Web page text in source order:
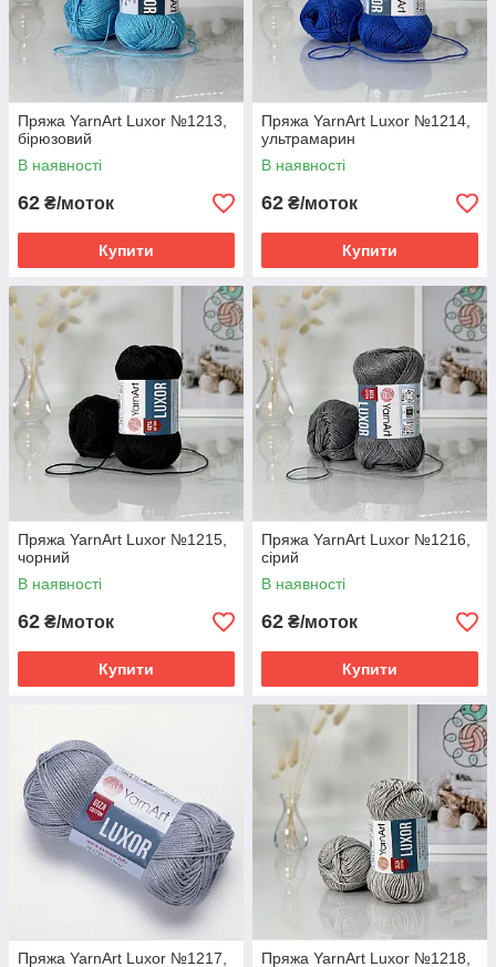
Пряжа YarnArt Luxor №1213,
бірюзовий
В наявності
62 ₴/моток
Купити
Пряжа YarnArt Luxor №1214,
ультрамарин
В наявності
62 ₴/моток
Купити
Пряжа YarnArt Luxor №1215,
чорний
В наявності
62 ₴/моток
Купити
Пряжа YarnArt Luxor №1216,
сірий
В наявності
62 ₴/моток
Купити
Пряжа YarnArt Luxor №1217,
Пряжа YarnArt Luxor №1218,